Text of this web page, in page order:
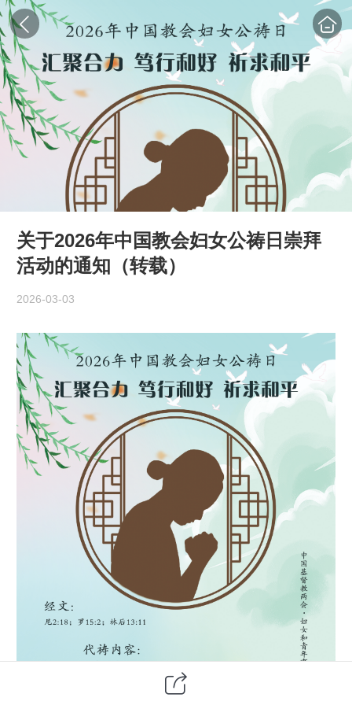
关于2026年中国教会妇女公祷日崇拜
活动的通知（转载）
2026-03-03